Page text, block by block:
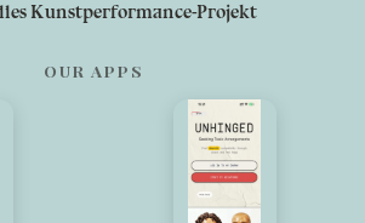
Kunstperformance-Projekt
OUR APPS